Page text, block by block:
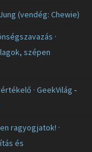
(vendég: Chewie)
·
szépen
· GeekVilág -
ragyogjatok! ·
és